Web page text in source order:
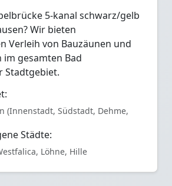
5-kanal schwarz/gelb
Wir bieten
Verleih von Bauzäunen und
gesamten Bad
Stadtgebiet.
(Innenstadt, Südstadt, Dehme,
Städte:
Löhne, Hille